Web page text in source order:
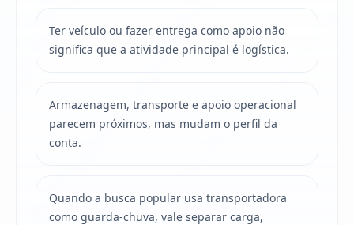
Ter veículo ou fazer entrega como apoio não
significa que a atividade principal é logística.
Armazenagem, transporte e apoio operacional
parecem próximos, mas mudam o perfil da
conta.
Quando a busca popular usa transportadora
como guarda-chuva, vale separar carga,